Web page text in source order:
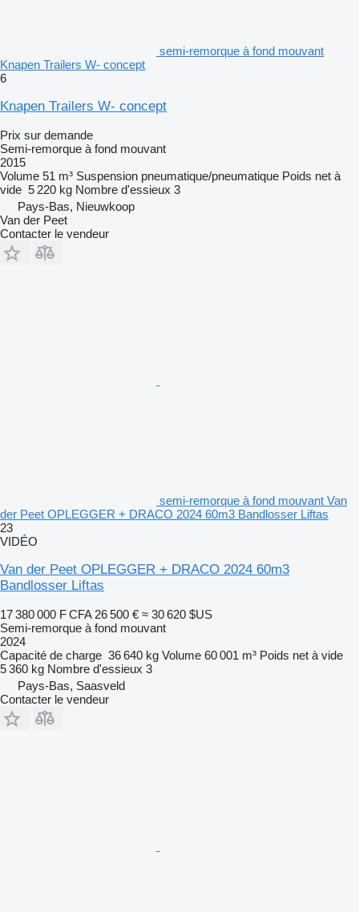
semi-remorque à fond mouvant
Knapen Trailers W- concept
6
Knapen Trailers W- concept
Prix sur demande
Semi-remorque à fond mouvant
2015
Volume 51 m³ Suspension pneumatique/pneumatique Poids net à
vide 5 220 kg Nombre d'essieux 3
Pays-Bas, Nieuwkoop
Van der Peet
Contacter le vendeur
semi-remorque à fond mouvant Van
der Peet OPLEGGER + DRACO 2024 60m3 Bandlosser Liftas
23
VIDÉO
Van der Peet OPLEGGER + DRACO 2024 60m3
Bandlosser Liftas
17 380 000 F CFA 26 500 € ≈ 30 620 $US
Semi-remorque à fond mouvant
2024
Capacité de charge 36 640 kg Volume 60 001 m³ Poids net à vide
5 360 kg Nombre d'essieux 3
Pays-Bas, Saasveld
Contacter le vendeur